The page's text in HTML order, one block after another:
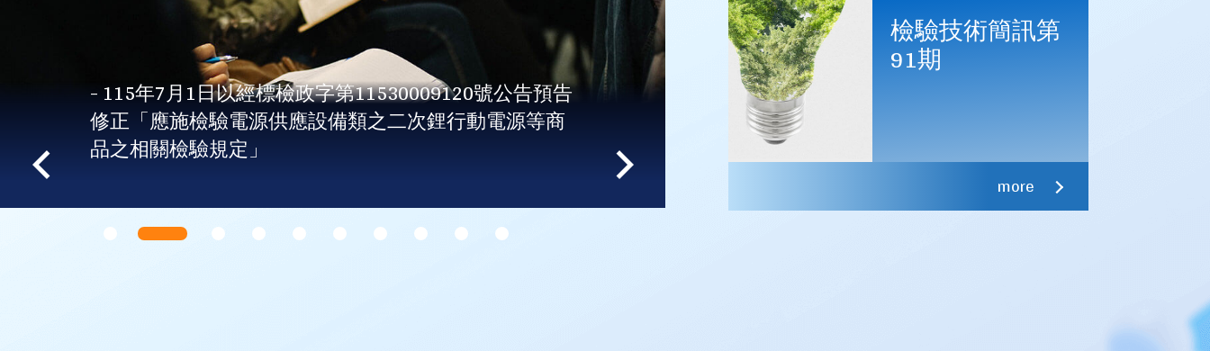
- 115年7月1日以經標檢政字第11530009120號公告預告
修正「應施檢驗電源供應設備類之二次鋰行動電源等商
品之相關檢驗規定」
- 核准台正字第8841號等共12種產品使用正字標記
止台正字第4535號等4種產品使用正字標記。
檢驗技術簡訊第
91期
more